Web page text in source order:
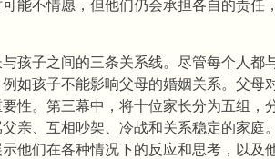
能不情愿，但他们仍会承担各自的责任
孩子之间的三条关系线。尽管每个人都
如孩子不能影响父母的婚姻关系。父母
性。第三幕中，将十位家长分为五组，
亲、互相吵架、冷战和关系稳定的家庭
他们在各种情况下的反应和思考，以及